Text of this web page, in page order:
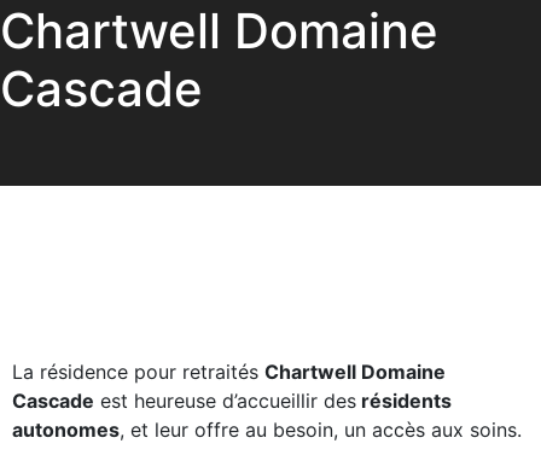
Chartwell Domaine
Cascade
La résidence pour retraités Chartwell Domaine
Cascade est heureuse d’accueillir des résidents
autonomes, et leur offre au besoin, un accès aux soins.